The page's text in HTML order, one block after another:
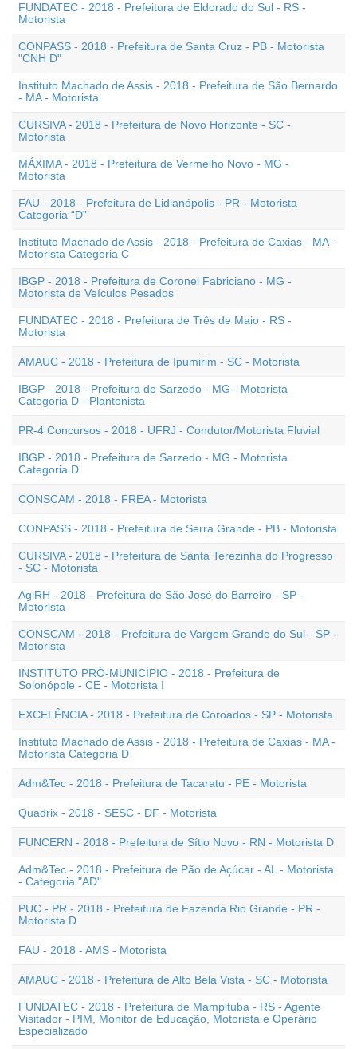
FUNDATEC - 2018 - Prefeitura de Eldorado do Sul - RS -
Motorista
CONPASS - 2018 - Prefeitura de Santa Cruz - PB - Motorista
"CNH D"
Instituto Machado de Assis - 2018 - Prefeitura de São Bernardo
- MA - Motorista
CURSIVA - 2018 - Prefeitura de Novo Horizonte - SC -
Motorista
MÁXIMA - 2018 - Prefeitura de Vermelho Novo - MG -
Motorista
FAU - 2018 - Prefeitura de Lidianópolis - PR - Motorista
Categoria “D”
Instituto Machado de Assis - 2018 - Prefeitura de Caxias - MA -
Motorista Categoria C
IBGP - 2018 - Prefeitura de Coronel Fabriciano - MG -
Motorista de Veículos Pesados
FUNDATEC - 2018 - Prefeitura de Três de Maio - RS -
Motorista
AMAUC - 2018 - Prefeitura de Ipumirim - SC - Motorista
IBGP - 2018 - Prefeitura de Sarzedo - MG - Motorista
Categoria D - Plantonista
PR-4 Concursos - 2018 - UFRJ - Condutor/Motorista Fluvial
IBGP - 2018 - Prefeitura de Sarzedo - MG - Motorista
Categoria D
CONSCAM - 2018 - FREA - Motorista
CONPASS - 2018 - Prefeitura de Serra Grande - PB - Motorista
CURSIVA - 2018 - Prefeitura de Santa Terezinha do Progresso
- SC - Motorista
AgiRH - 2018 - Prefeitura de São José do Barreiro - SP -
Motorista
CONSCAM - 2018 - Prefeitura de Vargem Grande do Sul - SP -
Motorista
INSTITUTO PRÓ-MUNICÍPIO - 2018 - Prefeitura de
Solonópole - CE - Motorista I
EXCELÊNCIA - 2018 - Prefeitura de Coroados - SP - Motorista
Instituto Machado de Assis - 2018 - Prefeitura de Caxias - MA -
Motorista Categoria D
Adm&Tec - 2018 - Prefeitura de Tacaratu - PE - Motorista
Quadrix - 2018 - SESC - DF - Motorista
FUNCERN - 2018 - Prefeitura de Sítio Novo - RN - Motorista D
Adm&Tec - 2018 - Prefeitura de Pão de Açúcar - AL - Motorista
- Categoria "AD"
PUC - PR - 2018 - Prefeitura de Fazenda Rio Grande - PR -
Motorista D
FAU - 2018 - AMS - Motorista
AMAUC - 2018 - Prefeitura de Alto Bela Vista - SC - Motorista
FUNDATEC - 2018 - Prefeitura de Mampituba - RS - Agente
Visitador - PIM, Monitor de Educação, Motorista e Operário
Especializado